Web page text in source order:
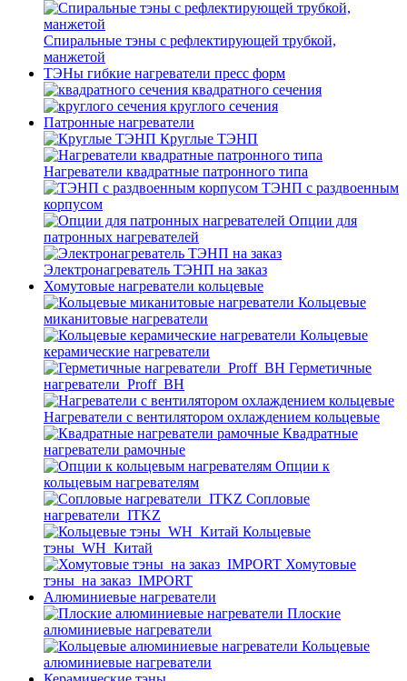
Спиральные тэны с рефлектирующей трубкой,
манжетой
ТЭНы гибкие нагреватели пресс форм
квадратного сечения
круглого сечения
Патронные нагреватели
Круглые ТЭНП
Нагреватели квадратные патронного типа
ТЭНП с раздвоенным
корпусом
Опции для
патронных нагревателей
Электронагреватель ТЭНП на заказ
Хомутовые нагреватели кольцевые
Кольцевые
миканитовые нагреватели
Кольцевые
керамические нагреватели
Герметичные
нагреватели_Proff_BH
Нагреватели с вентилятором охлаждением кольцевые
Квадратные
нагреватели рамочные
Опции к
кольцевым нагревателям
Cопловые
нагреватели_ITKZ
Кольцевые
тэны_WH_Китай
Хомутовые
тэны_на заказ_IMPORT
Алюминиевые нагреватели
Плоские
алюминиевые нагреватели
Кольцевые
алюминиевые нагреватели